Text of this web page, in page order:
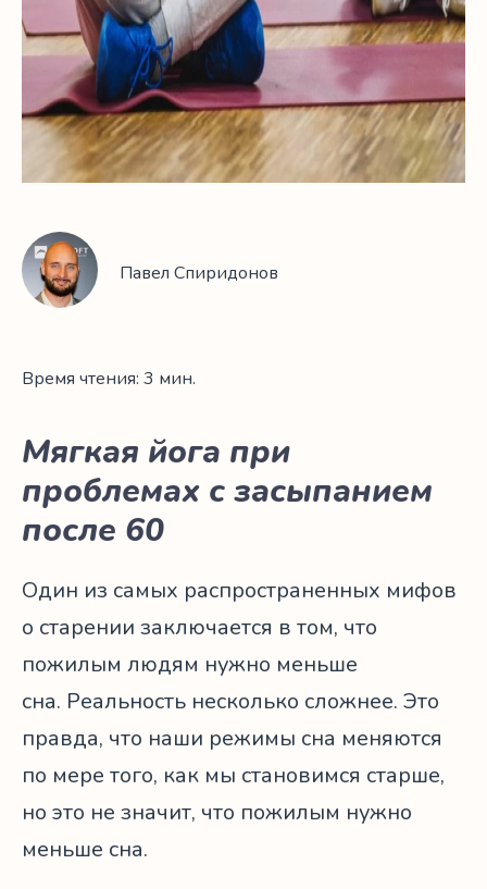
Павел Спиридонов
Время чтения: 3 мин.
Мягкая йога при
проблемах с засыпанием
после 60
Один из самых распространенных мифов
о старении заключается в том, что
пожилым людям нужно меньше
сна. Реальность несколько сложнее. Это
правда, что наши режимы сна меняются
по мере того, как мы становимся старше,
но это не значит, что пожилым нужно
меньше сна.